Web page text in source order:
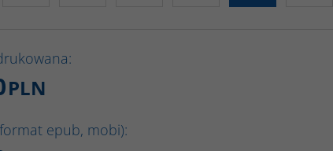
PLN
epub, mobi):